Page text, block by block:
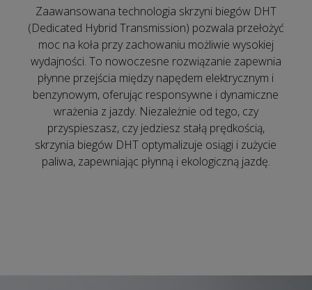
Zaawansowana technologia skrzyni biegów DHT
(Dedicated Hybrid Transmission) pozwala przełożyć
moc na koła przy zachowaniu możliwie wysokiej
wydajności. To nowoczesne rozwiązanie zapewnia
płynne przejścia między napędem elektrycznym i
benzynowym, oferując responsywne i dynamiczne
wrażenia z jazdy. Niezależnie od tego, czy
przyspieszasz, czy jedziesz stałą prędkością,
skrzynia biegów DHT optymalizuje osiągi i zużycie
paliwa, zapewniając płynną i ekologiczną jazdę.